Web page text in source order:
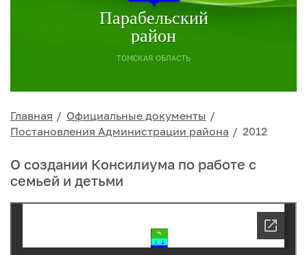
Парабельский
район
ТОМСКАЯ ОБЛАСТЬ
Главная
Официальные документы
Постановления Администрации района
2012
О создании Консилиума по работе с
семьей и детьми